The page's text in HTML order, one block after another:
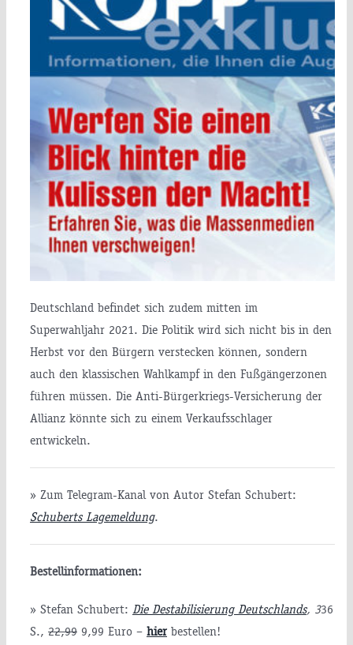
Deutschland befindet sich zudem mitten im
Superwahljahr 2021. Die Politik wird sich nicht bis in den
Herbst vor den Bürgern verstecken können, sondern
auch den klassischen Wahlkampf in den Fußgängerzonen
führen müssen. Die Anti-Bürgerkriegs-Versicherung der
Allianz könnte sich zu einem Verkaufsschlager
entwickeln.
» Zum Telegram-Kanal von Autor Stefan Schubert:
Schuberts Lagemeldung.
Bestellinformationen:
» Stefan Schubert: Die Destabilisierung Deutschlands, 336
S., 22,999,99 Euro – hier bestellen!